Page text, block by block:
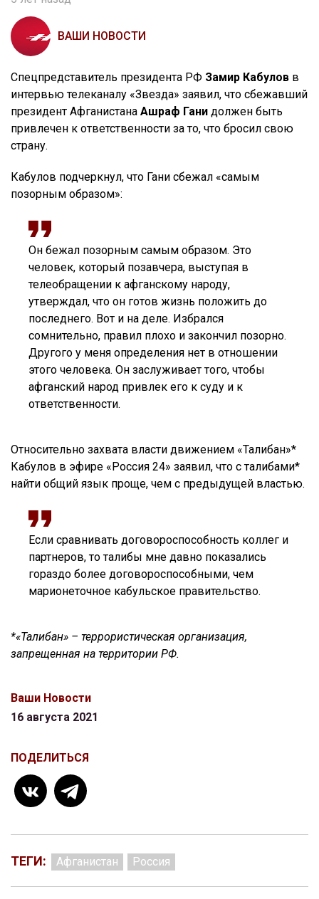
ВАШИ НОВОСТИ
Спецпредставитель президента РФ Замир Кабулов в
интервью телеканалу «Звезда» заявил, что сбежавший
президент Афганистана Ашраф Гани должен быть
привлечен к ответственности за то, что бросил свою
страну.
Кабулов подчеркнул, что Гани сбежал «самым
позорным образом»:
Он бежал позорным самым образом. Это
человек, который позавчера, выступая в
телеобращении к афганскому народу,
утверждал, что он готов жизнь положить до
последнего. Вот и на деле. Избрался
сомнительно, правил плохо и закончил позорно.
Другого у меня определения нет в отношении
этого человека. Он заслуживает того, чтобы
афганский народ привлек его к суду и к
ответственности.
Относительно захвата власти движением «Талибан»*
Кабулов в эфире «Россия 24» заявил, что с талибами*
найти общий язык проще, чем с предыдущей властью.
Если сравнивать договороспособность коллег и
партнеров, то талибы мне давно показались
гораздо более договороспособными, чем
марионеточное кабульское правительство.
*«Талибан» – террористическая организация,
запрещенная на территории РФ.
Ваши Новости
16 августа 2021
ПОДЕЛИТЬСЯ
ТЕГИ: Афганистан Россия